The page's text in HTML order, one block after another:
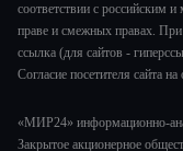
соответствии с российским
праве и смежных правах.
ссылка (для сайтов -
Согласие посетителя сайта
«МИР24» информационно-
Закрытое акционерное